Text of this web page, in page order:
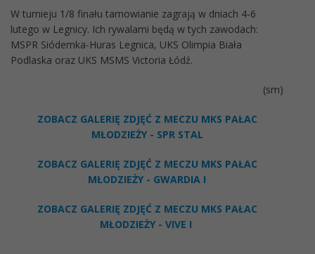
W turnieju 1/8 finału tarnowianie zagrają w dniach 4-6
lutego w Legnicy. Ich rywalami będą w tych zawodach:
MSPR Siódemka-Huras Legnica, UKS Olimpia Biała
Podlaska oraz UKS MSMS Victoria Łódź.
(sm)
ZOBACZ GALERIĘ ZDJĘĆ Z MECZU MKS PAŁAC
MŁODZIEŻY - SPR STAL
ZOBACZ GALERIĘ ZDJĘĆ Z MECZU MKS PAŁAC
MŁODZIEŻY - GWARDIA I
ZOBACZ GALERIĘ ZDJĘĆ Z MECZU MKS PAŁAC
MŁODZIEŻY - VIVE I